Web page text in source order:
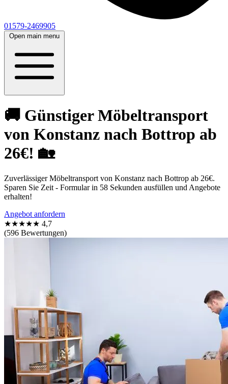
01579-2469905
Open main menu
🚚 Günstiger Möbeltransport
von Konstanz nach Bottrop ab
26€! 🏡
Zuverlässiger Möbeltransport von Konstanz nach Bottrop ab 26€.
Sparen Sie Zeit - Formular in 58 Sekunden ausfüllen und Angebote
erhalten!
Angebot anfordern
★★★★★ 4,7
(596 Bewertungen)